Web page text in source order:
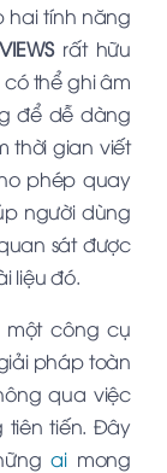
hai tính năng
rất hữu
có thể ghi âm
để dễ dàng
thời gian viết
phép quay
người dùng
sát được
liệu đó.
một công cụ
pháp toàn
qua việc
tiên tiến. Đây
aimong